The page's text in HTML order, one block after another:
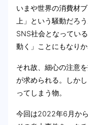
いまや世界の消費材
上」という騒動だろ
SNS社会となってい
動く」ことにもなりか
それ故、細心の注意
が求められる。しか
ってしまう物。
今回は2022年6月か